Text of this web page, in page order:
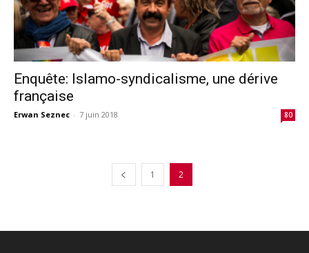
Enquête: Islamo-syndicalisme, une dérive
française
Erwan Seznec - 7 juin 2018 80
1 2